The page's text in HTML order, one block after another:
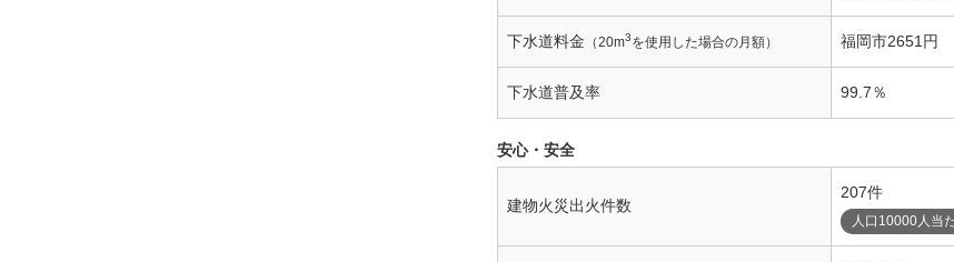
下水道料金 （20m3を使用した場合の月額） 福岡市2651円
下水道普及率 99.7％
安心・安全
建物火災出火件数
207件
人口10000人当